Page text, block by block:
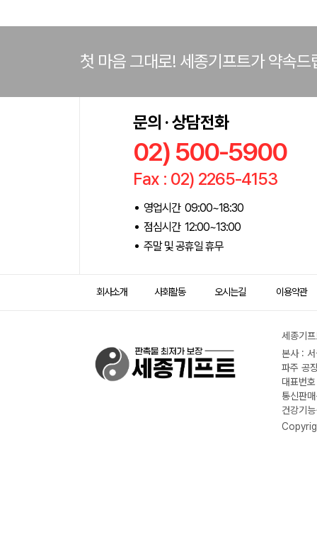
첫 마음 그대로! 세종기프트가 약속드
문의 · 상담전화
02) 500-5900
Fax : 02) 2265-4153
영업시간 09:00~18:30
점심시간 12:00~13:00
주말 및 공휴일 휴무
회사소개 사회활동 오시는길 이용약관
세종기
본사 :
파주 공
대표번
통신판
건강기